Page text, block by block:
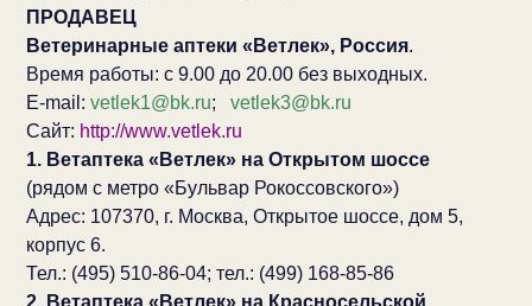
ПРОДАВЕЦ
Ветеринарные аптеки «Ветлек», Россия.
Время работы: с 9.00 до 20.00 без выходных.
E-mail: vetlek1@bk.ru; vetlek3@bk.ru
Сайт: http://www.vetlek.ru
1. Ветаптека «Ветлек» на Открытом шоссе
(рядом с метро «Бульвар Рокоссовского»)
Адрес: 107370, г. Москва, Открытое шоссе, дом 5,
корпус 6.
Тел.: (495) 510-86-04; тел.: (499) 168-85-86
2. Ветаптека «Ветлек» на Красносельской